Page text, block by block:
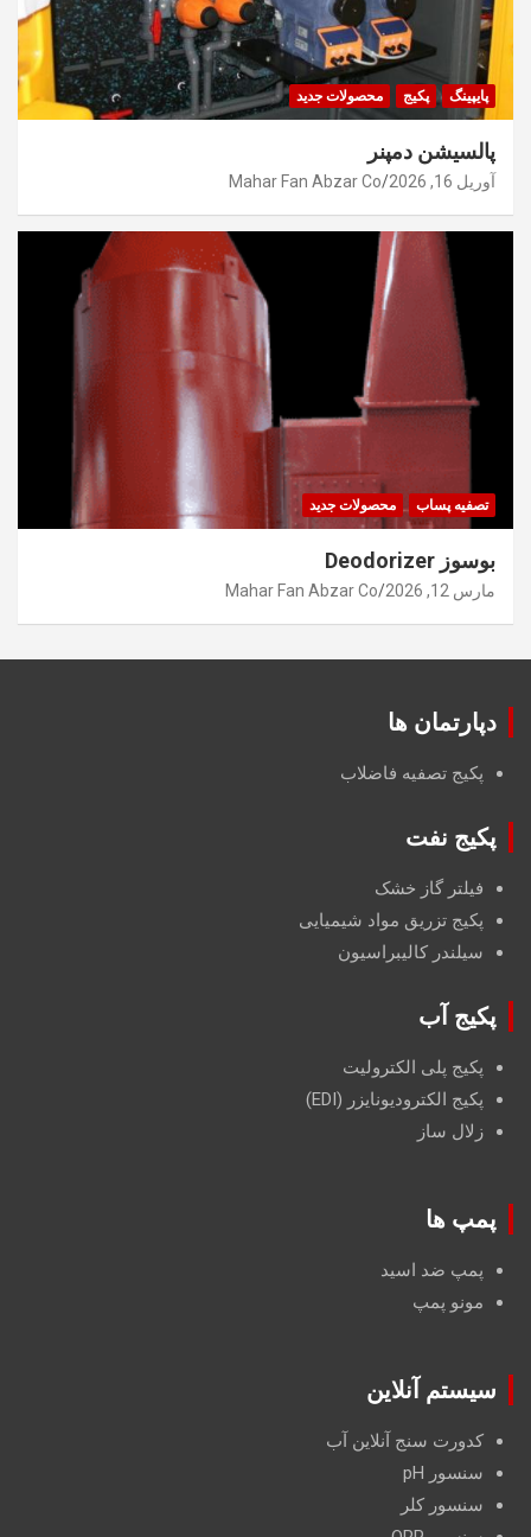
پایپینگ پکیج محصولات جدید
پالسیشن دمپنر
آوریل 16, 2026 Mahar Fan Abzar Co
تصفیه پساب محصولات جدید
بوسوز Deodorizer
مارس 12, 2026 Mahar Fan Abzar Co
دپارتمان ها
پکیج تصفیه فاضلاب
پکیج نفت
فیلتر گاز خشک
پکیج تزریق مواد شیمیایی
سیلندر کالیبراسیون
پکیج آب
پکیج پلی الکترولیت
پکیج الکترودیونایزر (EDI)
زلال ساز
پمپ ها
پمپ ضد اسید
مونو پمپ
سیستم آنلاین
کدورت سنج آنلاین آب
سنسور pH
سنسور کلر